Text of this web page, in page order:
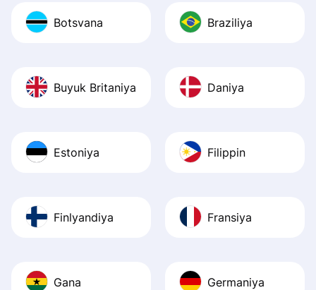
Botsvana Braziliya
Buyuk Britaniya Daniya
Estoniya Filippin
Finlyandiya Fransiya
Gana Germaniya